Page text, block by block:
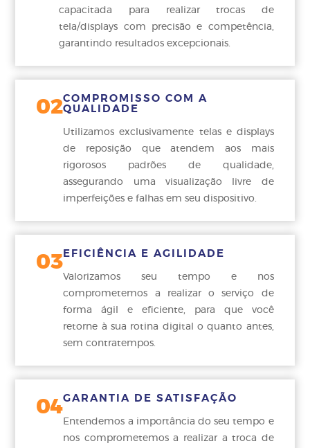
capacitada para realizar trocas de
tela/displays com precisão e competência,
garantindo resultados excepcionais.
02COMPROMISSO COM A
QUALIDADE
Utilizamos exclusivamente telas e displays
de reposição que atendem aos mais
rigorosos padrões de qualidade,
assegurando uma visualização livre de
imperfeições e falhas em seu dispositivo.
03 EFICIÊNCIA E AGILIDADE
Valorizamos seu tempo e nos
comprometemos a realizar o serviço de
forma ágil e eficiente, para que você
retorne à sua rotina digital o quanto antes,
sem contratempos.
04GARANTIA DE SATISFAÇÃO
Entendemos a importância do seu tempo e
nos comprometemos a realizar a troca de